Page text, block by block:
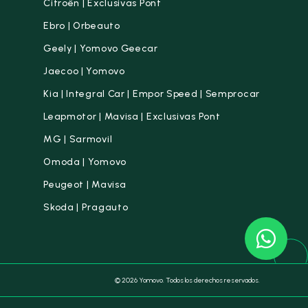
Citroën | Exclusivas Pont
Ebro | Orbeauto
Geely | Yomovo Geecar
Jaecoo | Yomovo
Kia | Integral Car | Empor Speed | Semprocar
Leapmotor | Mavisa | Exclusivas Pont
MG | Sarmovil
Omoda | Yomovo
Peugeot | Mavisa
Skoda | Pragauto
© 2026 Yomovo. Todos los derechos reservados.